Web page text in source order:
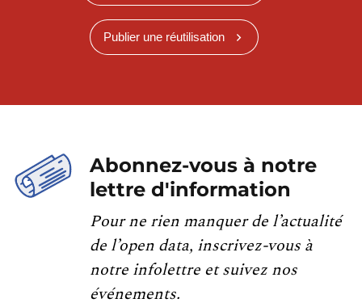
Publier une réutilisation
Abonnez-vous à notre
lettre d'information
Pour ne rien manquer de l’actualité
de l’open data, inscrivez-vous à
notre infolettre et suivez nos
événements.